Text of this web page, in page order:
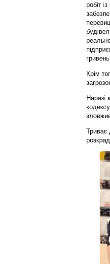
робіт
гривень.
Крім
Наразі
Триває